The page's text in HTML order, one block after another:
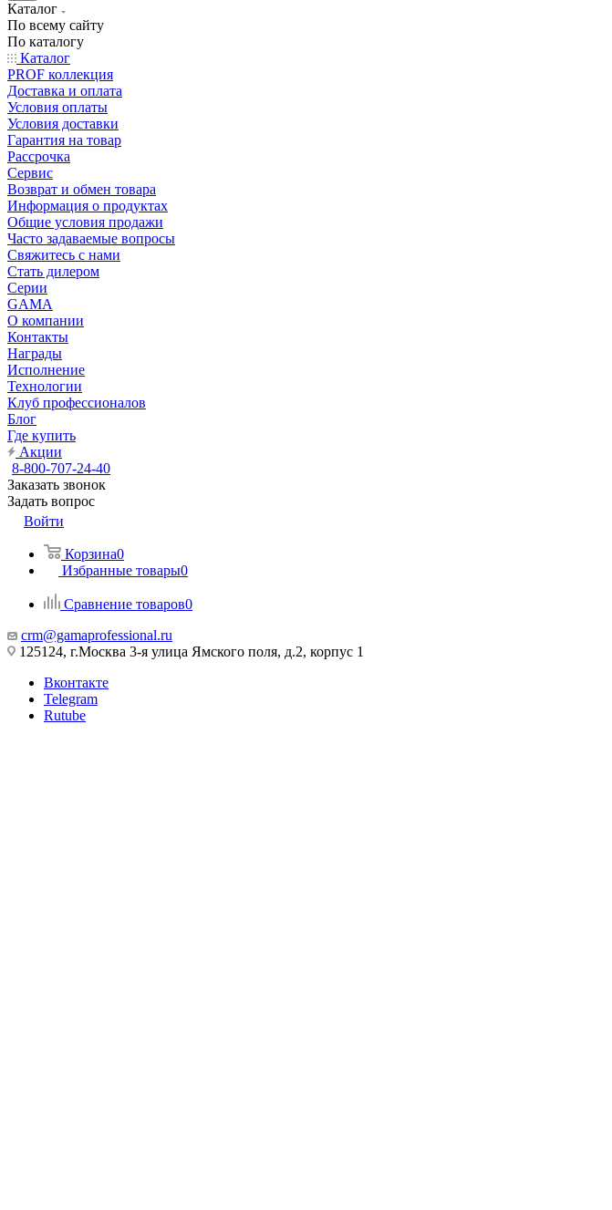
Каталог
По всему сайту
По каталогу
Каталог
PROF коллекция
Доставка и оплата
Условия оплаты
Условия доставки
Гарантия на товар
Рассрочка
Сервис
Возврат и обмен товара
Информация о продуктах
Общие условия продажи
Часто задаваемые вопросы
Свяжитесь с нами
Стать дилером
Серии
GAMA
О компании
Контакты
Награды
Исполнение
Технологии
Клуб профессионалов
Блог
Где купить
Акции
8-800-707-24-40
Заказать звонок
Задать вопрос
Войти
Корзина0
Избранные товары0
Сравнение товаров0
crm@gamaprofessional.ru
125124, г.Москва 3-я улица Ямского поля, д.2, корпус 1
Вконтакте
Telegram
Rutube